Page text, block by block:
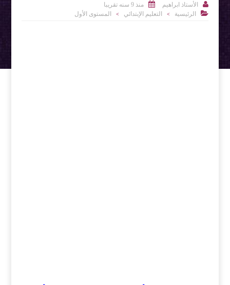
 الأستاذ ابراهيم 
منذ 9 سنه تقريبا

الرئيسية > التعليم الإبتدائي > المستوى الأول